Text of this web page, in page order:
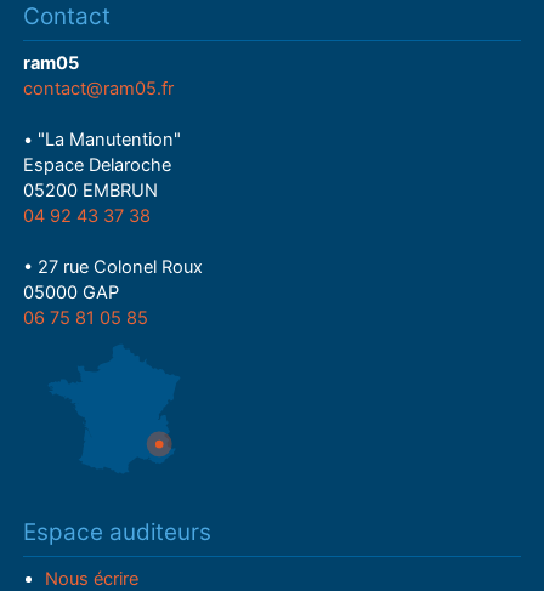
Contact
ram05
contact@ram05.fr
• "La Manutention"
Espace Delaroche
05200 EMBRUN
04 92 43 37 38
• 27 rue Colonel Roux
05000 GAP
06 75 81 05 85
Espace auditeurs
Nous écrire